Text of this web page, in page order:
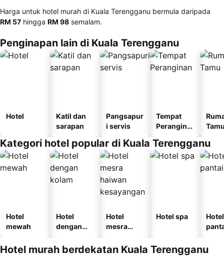
Harga untuk hotel murah di Kuala Terengganu bermula daripada
‎RM 57 hingga ‎RM 98 semalam.
Penginapan lain di Kuala Terengganu
Hotel
Katil dan
sarapan
Pangsapur
i servis
Tempat
Perangina
Kategori hotel popular di Kuala Terengganu
Hotel
mewah
Hotel
dengan
Hotel
mesra
kesayanga
n
Hotel spa
Hotel
Hotel murah berdekatan Kuala Terengganu